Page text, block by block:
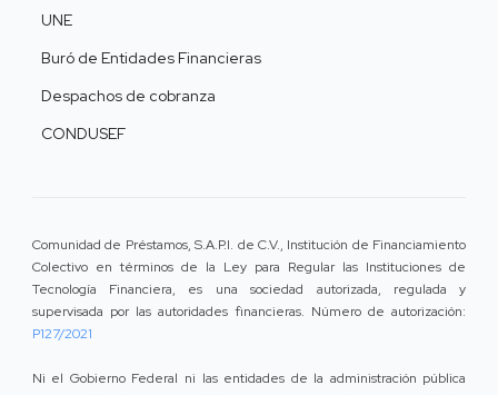
UNE
Buró de Entidades Financieras
Despachos de cobranza
CONDUSEF
Comunidad de Préstamos, S.A.P.I. de C.V., Institución de Financiamiento
Colectivo en términos de la Ley para Regular las Instituciones de
Tecnología Financiera, es una sociedad autorizada, regulada y
supervisada por las autoridades financieras. Número de autorización:
P127/2021
Ni el Gobierno Federal ni las entidades de la administración pública